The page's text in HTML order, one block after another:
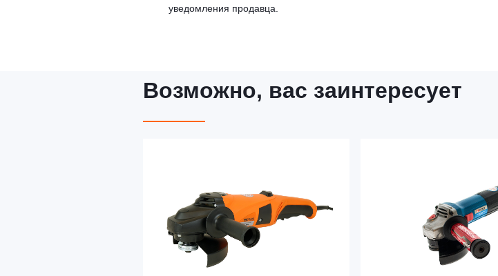
уведомления продавца.
Возможно, вас заинтересует